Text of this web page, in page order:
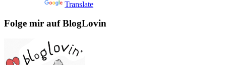
Translate
Folge mir auf BlogLovin